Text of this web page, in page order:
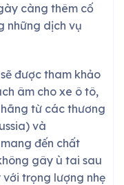
càng thêm cố
những dịch vụ
được tham khảo
âm cho xe ô tô,
từ các thương
và
đến chất
gây ù tai sau
trọng lượng nhẹ